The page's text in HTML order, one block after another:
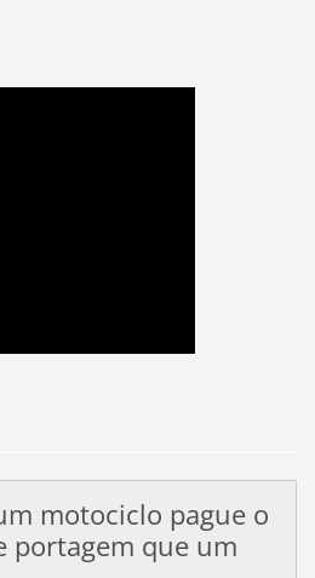
motociclo pague o
portagem que um